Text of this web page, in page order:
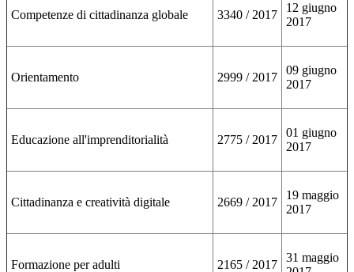
Competenze di cittadinanza globale 3340 / 2017
12 giugno
2017
Orientamento 2999 / 2017
09 giugno
2017
Educazione all'imprenditorialità 2775 / 2017
01 giugno
2017
Cittadinanza e creatività digitale 2669 / 2017
19 maggio
2017
Formazione per adulti 2165 / 2017
31 maggio